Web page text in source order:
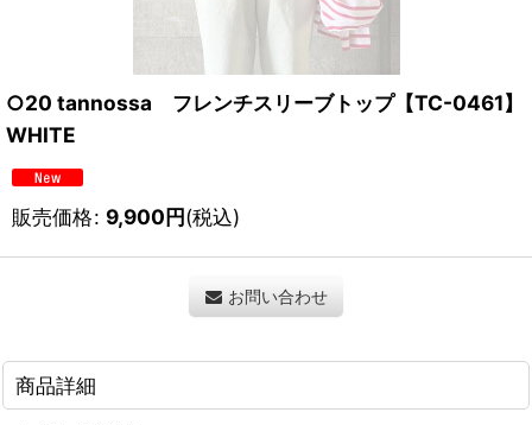
○20 tannossa フレンチスリーブトップ【TC-0461】
WHITE
販売価格: 9,900円(税込)
お問い合わせ
商品詳細